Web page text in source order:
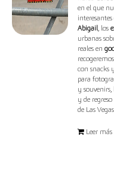
en el que
Abigail, los
urbanas
reales en
con snacks
para
y
y de
de Las
Leer más